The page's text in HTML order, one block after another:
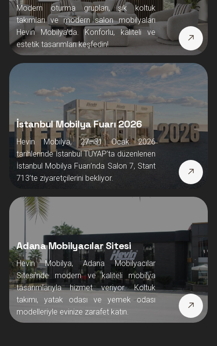
Modern oturma grupları, şık koltuk
takımları ve modern salon mobilyaları
Hevin Mobilya’da. Konforlu, kaliteli ve
estetik tasarımları keşfedin!
İstanbul Mobilya Fuarı 2026
Hevin Mobilya, 27–31 Ocak 2026
tarihlerinde İstanbul TÜYAP’ta düzenlenen
İstanbul Mobilya Fuarı’nda Salon 7, Stant
713’te ziyaretçilerini bekliyor.
Adana Mobilyacılar Sitesi
Hevin Mobilya, Adana Mobilyacılar
Sitesi’nde modern ve kaliteli mobilya
tasarımlarıyla hizmet veriyor. Koltuk
takımı, yatak odası ve yemek odası
modelleriyle evinize zarafet katın.